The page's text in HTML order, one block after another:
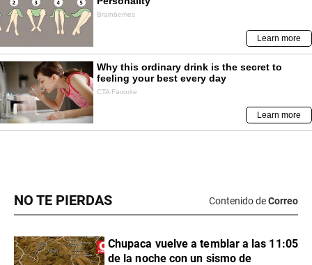
NO TE PIERDAS Contenido deCorreo
Chupaca vuelve a temblar a las 11:05
de la noche con un sismo de